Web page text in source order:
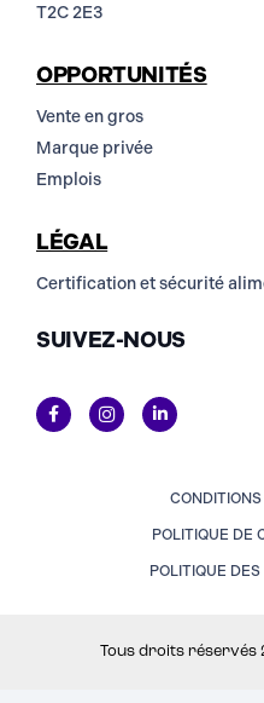
T2C 2E3
OPPORTUNITÉS
Vente en gros
Marque privée
Emplois
LÉGAL
Certification et sécurité
SUIVEZ-NOUS
POLITIQUE DE
POLITIQUE
Tous droits réservés